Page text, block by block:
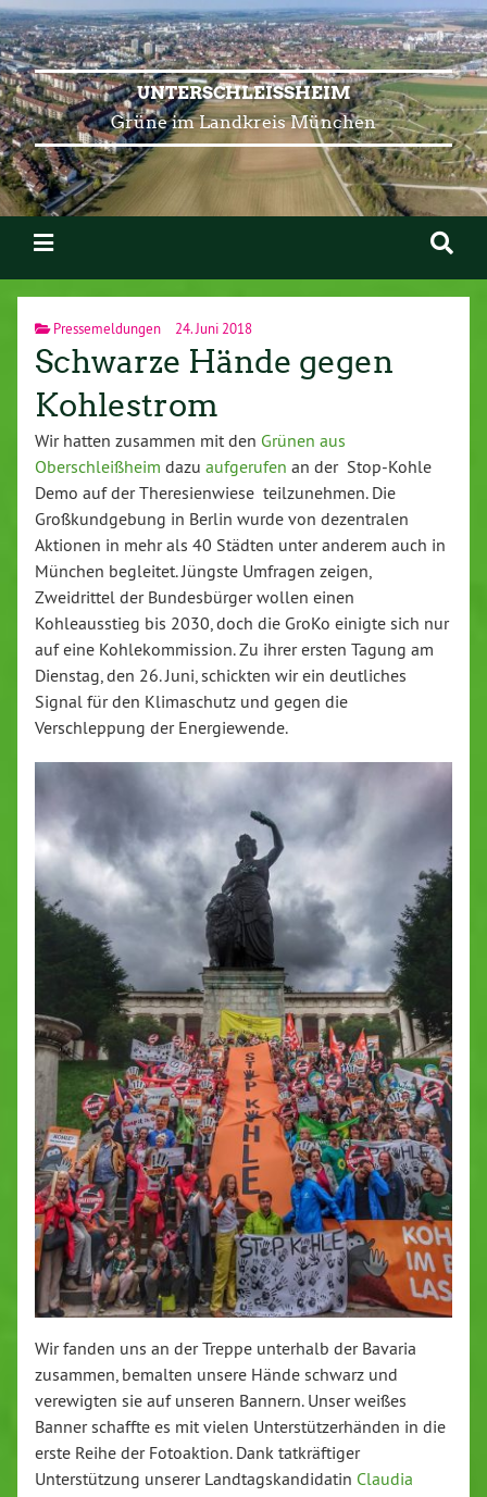
UNTERSCHLEISSHEIM
Grüne im Landkreis München
Pressemeldungen 24. Juni 2018
Schwarze Hände gegen
Kohlestrom
Wir hatten zusammen mit den Grünen aus
Oberschleißheim dazu aufgerufen an der Stop-Kohle
Demo auf der Theresienwiese teilzunehmen. Die
Großkundgebung in Berlin wurde von dezentralen
Aktionen in mehr als 40 Städten unter anderem auch in
München begleitet. Jüngste Umfragen zeigen,
Zweidrittel der Bundesbürger wollen einen
Kohleausstieg bis 2030, doch die GroKo einigte sich nur
auf eine Kohlekommission. Zu ihrer ersten Tagung am
Dienstag, den 26. Juni, schickten wir ein deutliches
Signal für den Klimaschutz und gegen die
Verschleppung der Energiewende.
Wir fanden uns an der Treppe unterhalb der Bavaria
zusammen, bemalten unsere Hände schwarz und
verewigten sie auf unseren Bannern. Unser weißes
Banner schaffte es mit vielen Unterstützerhänden in die
erste Reihe der Fotoaktion. Dank tatkräftiger
Unterstützung unserer Landtagskandidatin Claudia